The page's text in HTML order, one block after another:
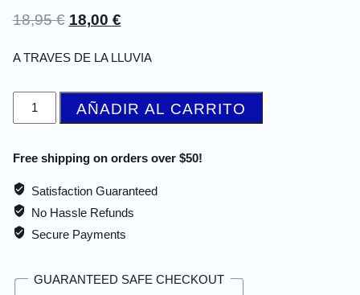
18,95€ 18,00 €
A TRAVES DE LA LLUVIA
AÑADIR AL CARRITO
Free shipping on orders over $50!
Satisfaction Guaranteed
No Hassle Refunds
Secure Payments
GUARANTEED SAFE CHECKOUT